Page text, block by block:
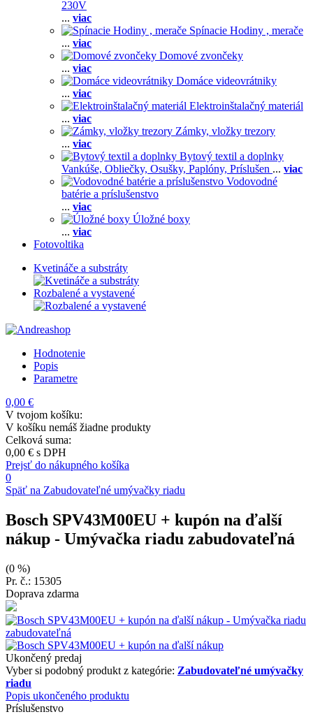
230V
... viac
Spínacie Hodiny , merače
... viac
Domové zvončeky
... viac
Domáce videovrátniky
... viac
Elektroinštalačný materiál
... viac
Zámky, vložky trezory
... viac
Bytový textil a doplnky
Vankúše, Obliečky, Osušky, Paplóny, Príslušen ... viac
Vodovodné
batérie a príslušenstvo
... viac
Úložné boxy
... viac
Fotovoltika
Kvetináče a substráty
Rozbalené a vystavené
Hodnotenie
Popis
Parametre
0,00 €
V tvojom košíku:
V košíku nemáš žiadne produkty
Celková suma:
0,00 € s DPH
Prejsť do nákupného košíka
0
Späť na Zabudovateľné umývačky riadu
Bosch SPV43M00EU + kupón na ďalší
nákup - Umývačka riadu zabudovateľná
(0 %)
Pr. č.: 15305
Doprava zdarma
Ukončený predaj
Vyber si podobný produkt z kategórie: Zabudovateľné umývačky
riadu
Popis ukončeného produktu
Príslušenstvo